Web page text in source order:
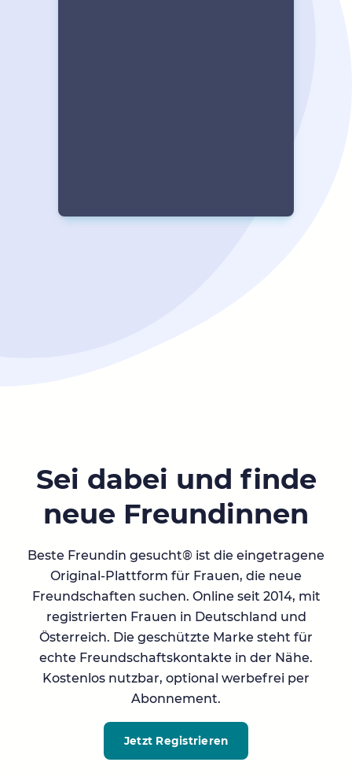
Sei dabei und finde
neue Freundinnen
Beste Freundin gesucht® ist die eingetragene
Original-Plattform für Frauen, die neue
Freundschaften suchen. Online seit 2014, mit
registrierten Frauen in Deutschland und
Österreich. Die geschützte Marke steht für
echte Freundschaftskontakte in der Nähe.
Kostenlos nutzbar, optional werbefrei per
Abonnement.
Jetzt Registrieren